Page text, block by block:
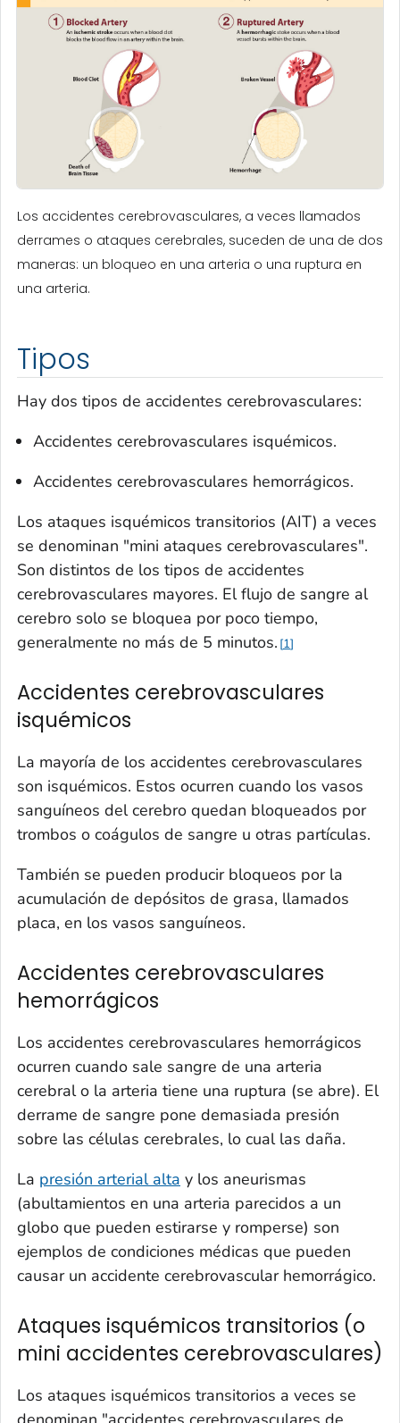
Los accidentes cerebrovasculares, a veces llamados
derrames o ataques cerebrales, suceden de una de dos
maneras: un bloqueo en una arteria o una ruptura en
una arteria.
Tipos
Hay dos tipos de accidentes cerebrovasculares:
Accidentes cerebrovasculares isquémicos.
Accidentes cerebrovasculares hemorrágicos.
Los ataques isquémicos transitorios (AIT) a veces
se denominan "mini ataques cerebrovasculares".
Son distintos de los tipos de accidentes
cerebrovasculares mayores. El flujo de sangre al
cerebro solo se bloquea por poco tiempo,
generalmente no más de 5 minutos. 1
Accidentes cerebrovasculares
isquémicos
La mayoría de los accidentes cerebrovasculares
son isquémicos. Estos ocurren cuando los vasos
sanguíneos del cerebro quedan bloqueados por
trombos o coágulos de sangre u otras partículas.
También se pueden producir bloqueos por la
acumulación de depósitos de grasa, llamados
placa, en los vasos sanguíneos.
Accidentes cerebrovasculares
hemorrágicos
Los accidentes cerebrovasculares hemorrágicos
ocurren cuando sale sangre de una arteria
cerebral o la arteria tiene una ruptura (se abre). El
derrame de sangre pone demasiada presión
sobre las células cerebrales, lo cual las daña.
La presión arterial alta y los aneurismas
(abultamientos en una arteria parecidos a un
globo que pueden estirarse y romperse) son
ejemplos de condiciones médicas que pueden
causar un accidente cerebrovascular hemorrágico.
Ataques isquémicos transitorios (o
mini accidentes cerebrovasculares)
Los ataques isquémicos transitorios a veces se